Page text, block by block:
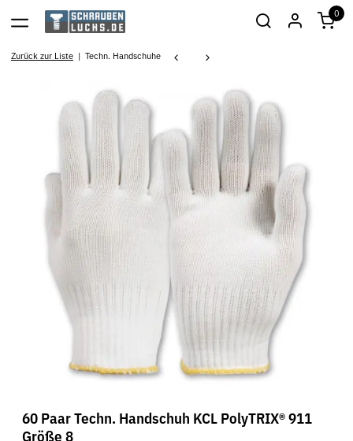
0
Zurück zur Liste Techn. Handschuhe
60 Paar Techn. Handschuh KCL PolyTRIX® 911
Größe 8